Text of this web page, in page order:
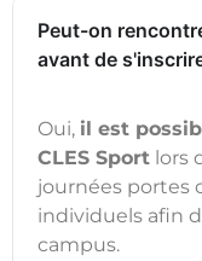
Peut-on
avant de
Oui, il est
CLES Sport lors
journées portes
individuels afin
campus.